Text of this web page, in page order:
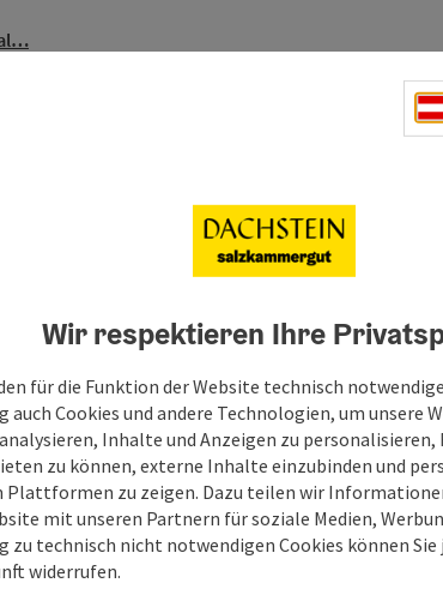
Wir respektieren Ihre
für die Funktion der Website technisch
auch Cookies und andere Technologien, um unsere
Inhalte und Anzeigen zu
zu können, externe Inhalte einzubinden und
Plattformen zu zeigen. Dazu teilen wir
mit unseren Partnern für soziale Medien,
zu technisch nicht notwendigen Cookies können
widerrufen.